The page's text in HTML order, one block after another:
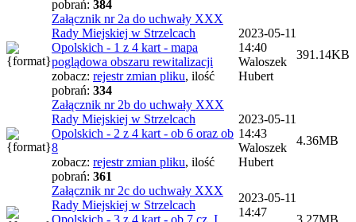
pobrań: 384
Załącznik nr 2a do uchwały XXX
Rady Miejskiej w Strzelcach
Opolskich - 1 z 4 kart - mapa
poglądowa obszaru rewitalizacji
zobacz: rejestr zmian pliku, ilość
pobrań: 334
2023-05-11
14:40
Waloszek
Hubert
391.14KB
Załącznik nr 2b do uchwały XXX
Rady Miejskiej w Strzelcach
Opolskich - 2 z 4 kart - ob 6 oraz ob
8
zobacz: rejestr zmian pliku, ilość
pobrań: 361
2023-05-11
14:43
Waloszek
Hubert
4.36MB
Załącznik nr 2c do uchwały XXX
Rady Miejskiej w Strzelcach
Opolskich - 3 z 4 kart - ob 7 cz. I
2023-05-11
14:47
3.27MB